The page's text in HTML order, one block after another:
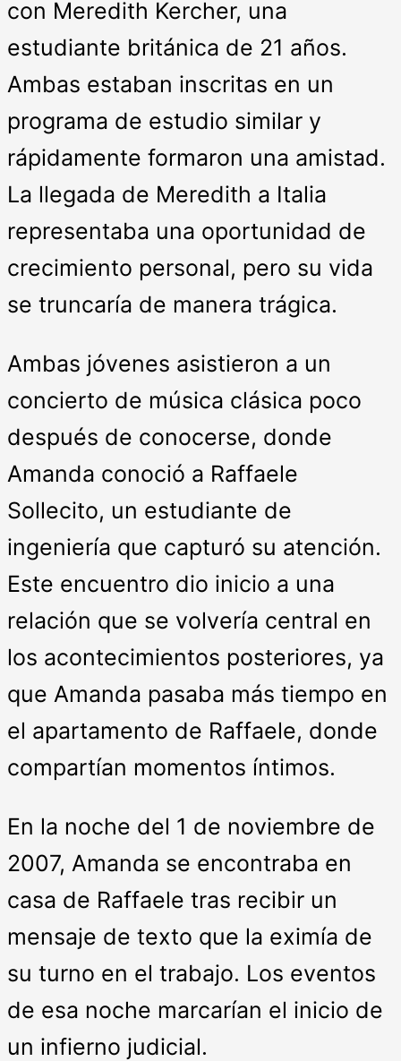
con Meredith Kercher, una
estudiante británica de 21 años.
Ambas estaban inscritas en un
programa de estudio similar y
rápidamente formaron una amistad.
La llegada de Meredith a Italia
representaba una oportunidad de
crecimiento personal, pero su vida
se truncaría de manera trágica.
Ambas jóvenes asistieron a un
concierto de música clásica poco
después de conocerse, donde
Amanda conoció a Raffaele
Sollecito, un estudiante de
ingeniería que capturó su atención.
Este encuentro dio inicio a una
relación que se volvería central en
los acontecimientos posteriores, ya
que Amanda pasaba más tiempo en
el apartamento de Raffaele, donde
compartían momentos íntimos.
En la noche del 1 de noviembre de
2007, Amanda se encontraba en
casa de Raffaele tras recibir un
mensaje de texto que la eximía de
su turno en el trabajo. Los eventos
de esa noche marcarían el inicio de
un infierno judicial.